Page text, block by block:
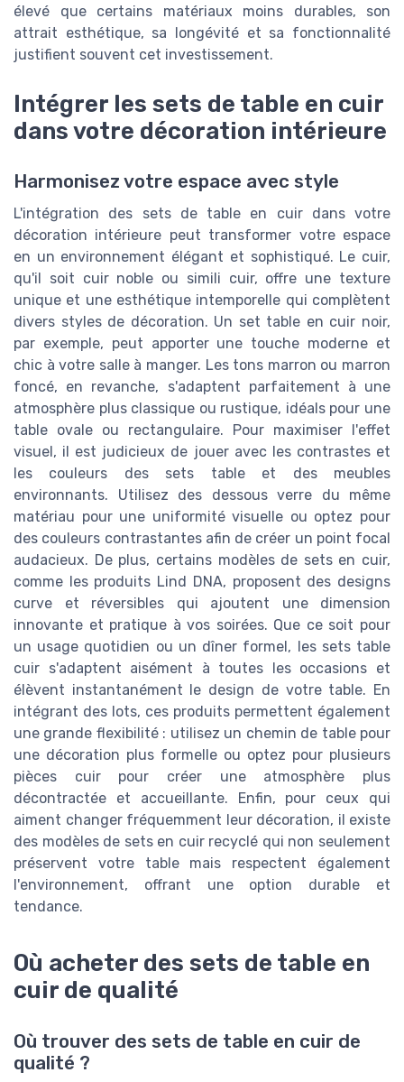
élevé que certains matériaux moins durables, son
attrait esthétique, sa longévité et sa fonctionnalité
justifient souvent cet investissement.
Intégrer les sets de table en cuir
dans votre décoration intérieure
Harmonisez votre espace avec style
L'intégration des sets de table en cuir dans votre
décoration intérieure peut transformer votre espace
en un environnement élégant et sophistiqué. Le cuir,
qu'il soit cuir noble ou simili cuir, offre une texture
unique et une esthétique intemporelle qui complètent
divers styles de décoration. Un set table en cuir noir,
par exemple, peut apporter une touche moderne et
chic à votre salle à manger. Les tons marron ou marron
foncé, en revanche, s'adaptent parfaitement à une
atmosphère plus classique ou rustique, idéals pour une
table ovale ou rectangulaire. Pour maximiser l'effet
visuel, il est judicieux de jouer avec les contrastes et
les couleurs des sets table et des meubles
environnants. Utilisez des dessous verre du même
matériau pour une uniformité visuelle ou optez pour
des couleurs contrastantes afin de créer un point focal
audacieux. De plus, certains modèles de sets en cuir,
comme les produits Lind DNA, proposent des designs
curve et réversibles qui ajoutent une dimension
innovante et pratique à vos soirées. Que ce soit pour
un usage quotidien ou un dîner formel, les sets table
cuir s'adaptent aisément à toutes les occasions et
élèvent instantanément le design de votre table. En
intégrant des lots, ces produits permettent également
une grande flexibilité : utilisez un chemin de table pour
une décoration plus formelle ou optez pour plusieurs
pièces cuir pour créer une atmosphère plus
décontractée et accueillante. Enfin, pour ceux qui
aiment changer fréquemment leur décoration, il existe
des modèles de sets en cuir recyclé qui non seulement
préservent votre table mais respectent également
l'environnement, offrant une option durable et
tendance.
Où acheter des sets de table en
cuir de qualité
Où trouver des sets de table en cuir de
qualité ?